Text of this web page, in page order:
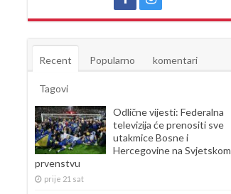
Recent Popularno komentari
Tagovi
Odlične vijesti: Federalna
televizija će prenositi sve
utakmice Bosne i
Hercegovine na Svjetskom
prvenstvu
prije 21 sat